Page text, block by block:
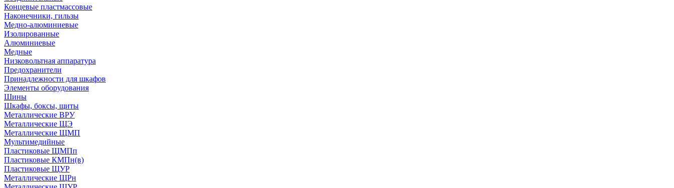
Концевые пластмассовые
Наконечники, гильзы
Медно-алюминиевые
Изолированные
Алюминиевые
Медные
Низковольтная аппаратура
Предохранители
Принадлежности для шкафов
Элементы оборудования
Шины
Шкафы, боксы, щиты
Металлические ВРУ
Металлические ЩЭ
Металлические ЩМП
Мультимедийные
Пластиковые ЩМПп
Пластиковые КМПн(в)
Пластиковые ЩУР
Металлические ЩРн